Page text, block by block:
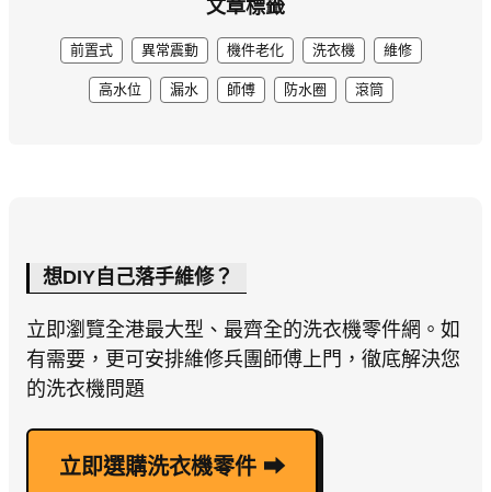
文章標籤
前置式 異常震動 機件老化 洗衣機 維修
高水位 漏水 師傅 防水圈 滾筒
想DIY自己落手維修？
立即瀏覽全港最大型、最齊全的洗衣機零件網。如
有需要，更可安排維修兵團師傅上門，徹底解決您
的洗衣機問題
立即選購洗衣機零件 ⮕